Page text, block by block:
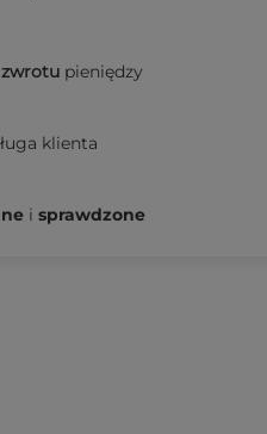
pieniędzy
klienta
i sprawdzone